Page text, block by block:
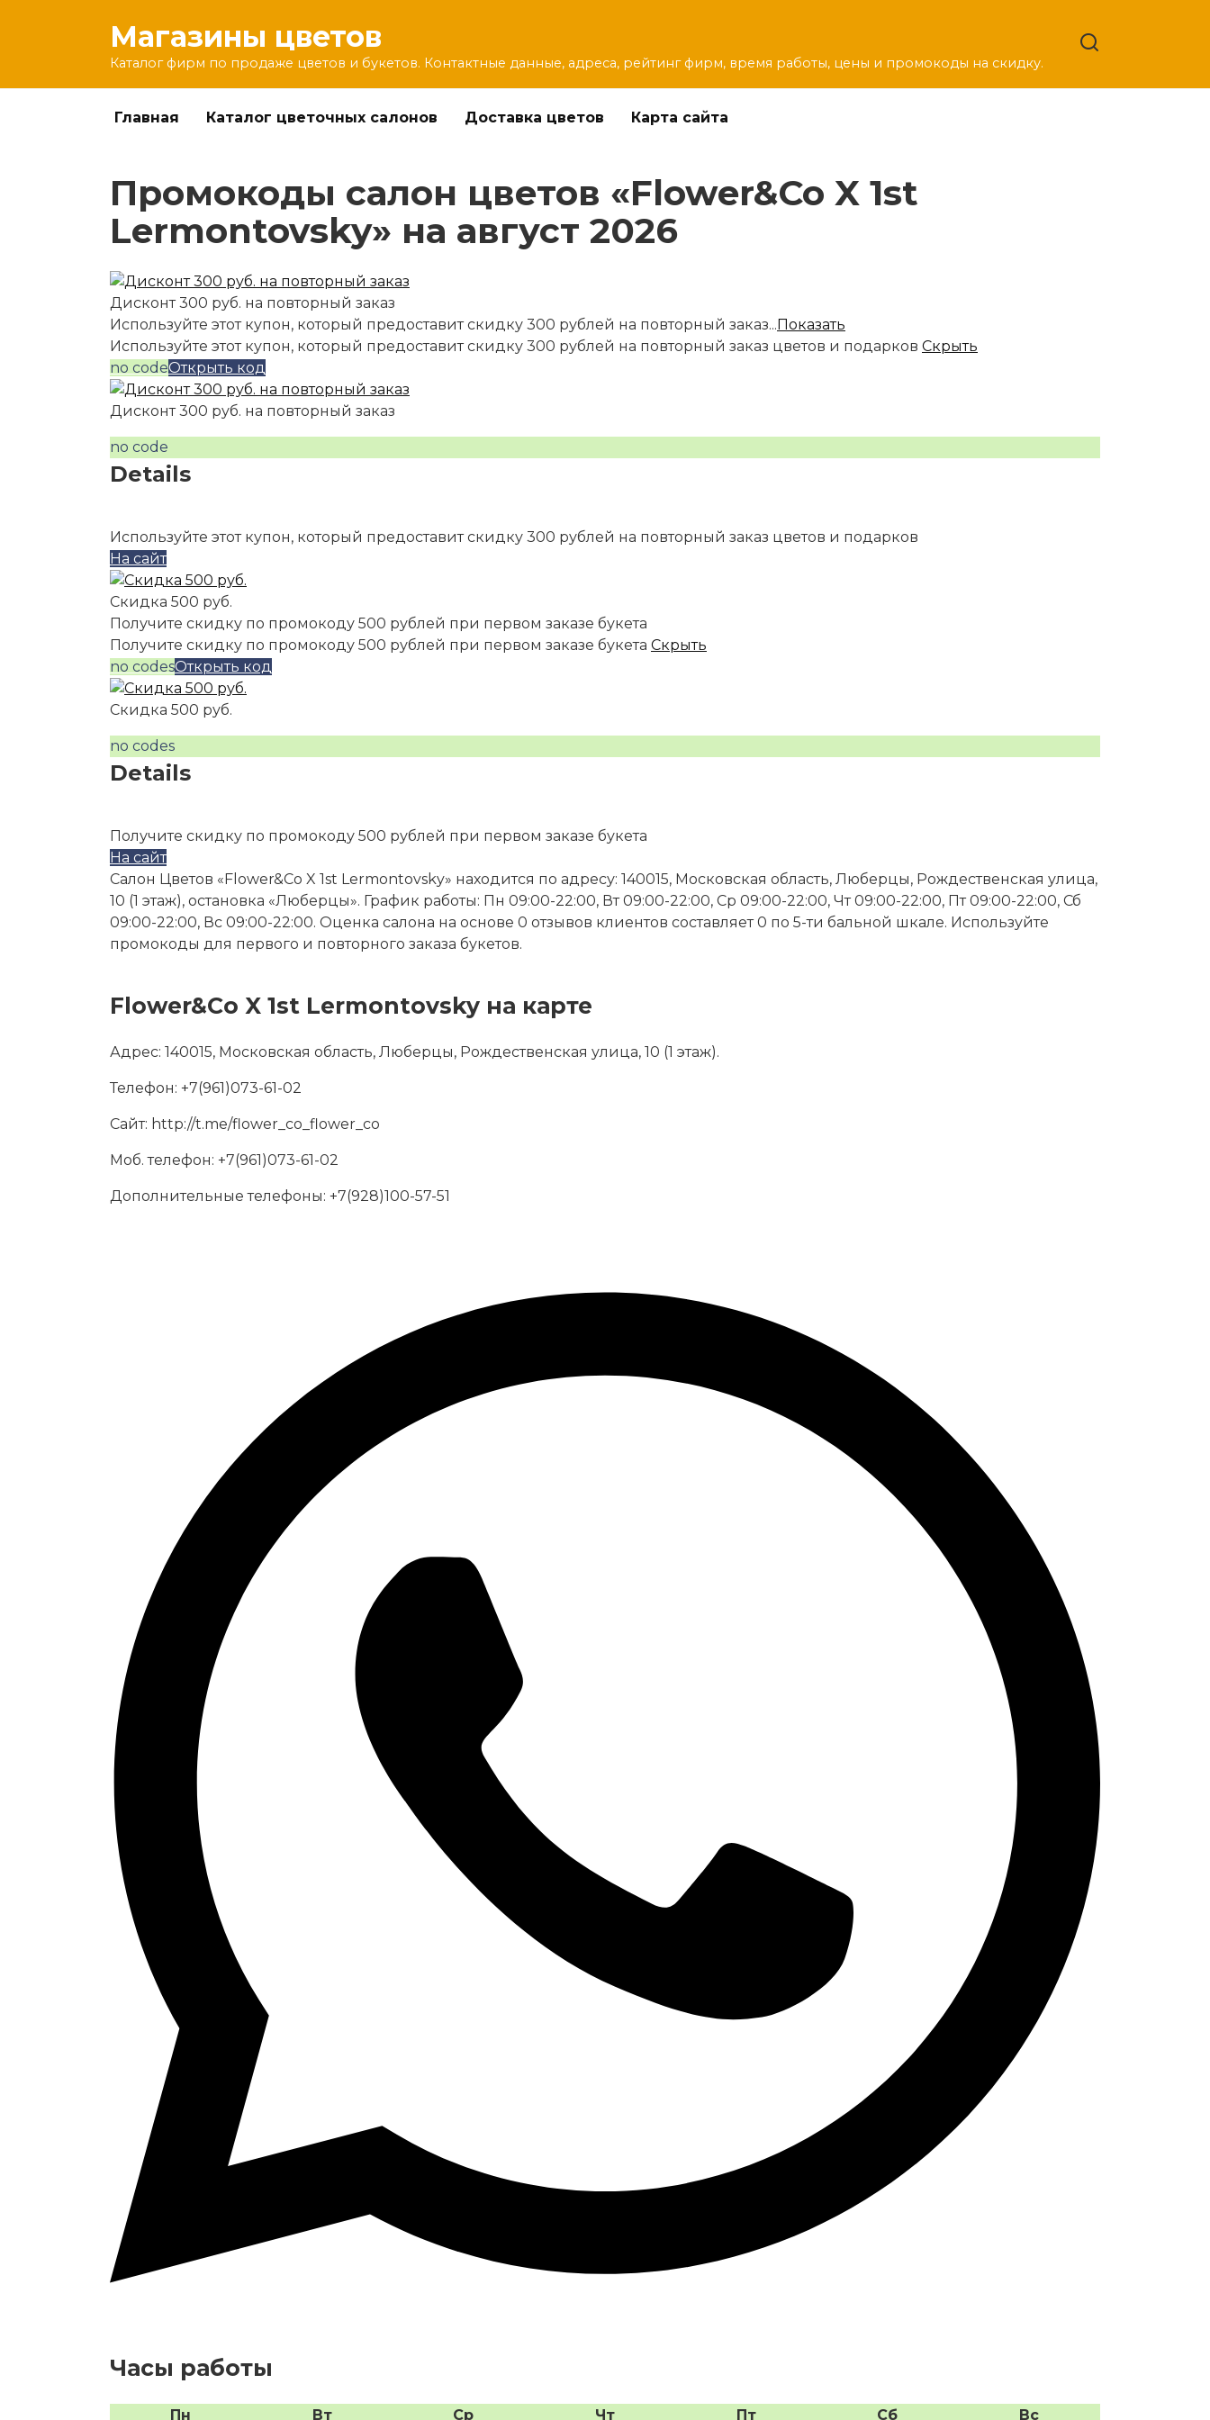
Магазины цветов
Каталог фирм по продаже цветов и букетов. Контактные данные, адреса, рейтинг фирм, время работы, цены и промокоды на скидку.
Главная Каталог цветочных салонов Доставка цветов Карта сайта
Промокоды салон цветов «Flower&Co X 1st
Lermontovsky» на август 2026
Дисконт 300 руб. на повторный заказ
Используйте этот купон, который предоставит скидку 300 рублей на повторный заказ...Показать
Используйте этот купон, который предоставит скидку 300 рублей на повторный заказ цветов и подарков Скрыть
no codeОткрыть код
Дисконт 300 руб. на повторный заказ
no code
Details
Используйте этот купон, который предоставит скидку 300 рублей на повторный заказ цветов и подарков
На сайт
Скидка 500 руб.
Получите скидку по промокоду 500 рублей при первом заказе букета
Получите скидку по промокоду 500 рублей при первом заказе букета Скрыть
no codesОткрыть код
Скидка 500 руб.
no codes
Details
Получите скидку по промокоду 500 рублей при первом заказе букета
На сайт
Салон Цветов «Flower&Co X 1st Lermontovsky» находится по адресу: 140015, Московская область, Люберцы, Рождественская улица,
10 (1 этаж), остановка «Люберцы». График работы: Пн 09:00-22:00, Вт 09:00-22:00, Ср 09:00-22:00, Чт 09:00-22:00, Пт 09:00-22:00, Сб
09:00-22:00, Вс 09:00-22:00. Оценка салона на основе 0 отзывов клиентов составляет 0 по 5-ти бальной шкале. Используйте
промокоды для первого и повторного заказа букетов.
Flower&Co X 1st Lermontovsky на карте
Адрес: 140015, Московская область, Люберцы, Рождественская улица, 10 (1 этаж).
Телефон: +7(961)073-61-02
Сайт: http://t.me/flower_co_flower_co
Моб. телефон: +7(961)073-61-02
Дополнительные телефоны: +7(928)100-57-51
Часы работы
Пн Вт Ср Чт Пт Сб Вс